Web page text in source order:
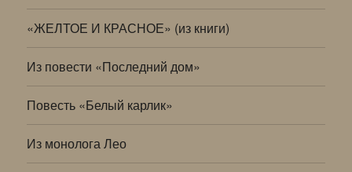
«ЖЕЛТОЕ И КРАСНОЕ» (из книги)
Из повести «Последний дом»
Повесть «Белый карлик»
Из монолога Лео